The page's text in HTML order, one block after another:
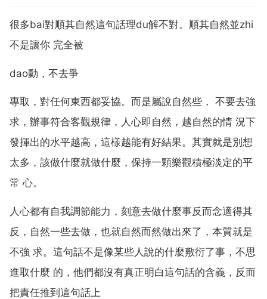
很多bai對順其自然這句話理du解不對。順其自然並zhi
不是讓你 完全被
dao動，不去爭
專取，對任何東西都妥協。而是屬說自然些， 不要去強
求，辦事符合客觀規律，人心即自然，越自然的情 況下
發揮出的水平越高，這樣越能有好結果。其實就是別想
太多，該做什麼就做什麼，保持一顆樂觀積極淡定的平
常 心。
人心都有自我調節能力，刻意去做什麼事反而念適得其
反，自然一些去做，也就自然而然做出來了，本質就是
不強 求。這句話不是像某些人說的什麼敷衍了事，不思
進取什麼 的，他們都沒有真正明白這句話的含義，反而
把責任推到這句話上